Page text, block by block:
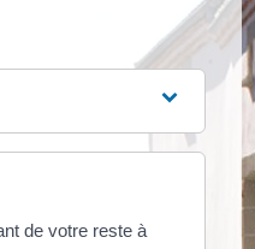
de votre reste à